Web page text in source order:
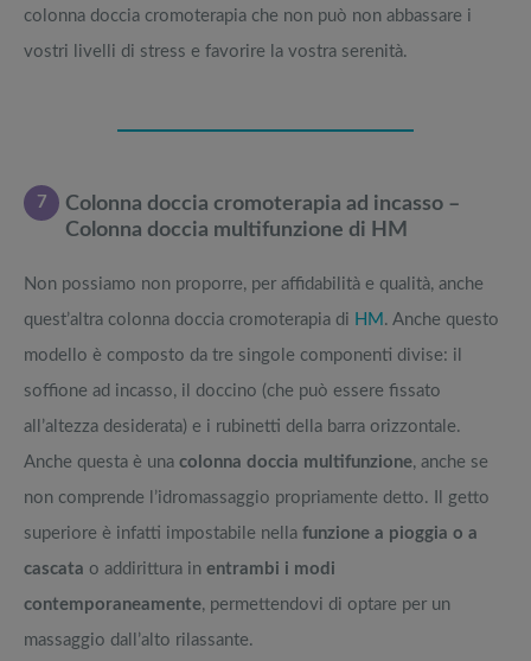
colonna doccia cromoterapia che non può non abbassare i
vostri livelli di stress e favorire la vostra serenità.
7
Colonna doccia cromoterapia ad incasso –
Colonna doccia multifunzione di HM
Non possiamo non proporre, per affidabilità e qualità, anche
quest’altra colonna doccia cromoterapia di HM . Anche questo
modello è composto da tre singole componenti divise: il
soffione ad incasso, il doccino (che può essere fissato
all’altezza desiderata) e i rubinetti della barra orizzontale.
Anche questa è una colonna doccia multifunzione, anche se
non comprende l’idromassaggio propriamente detto. Il getto
superiore è infatti impostabile nella funzione a pioggia o a
cascata o addirittura in entrambi i modi
contemporaneamente, permettendovi di optare per un
massaggio dall’alto rilassante.